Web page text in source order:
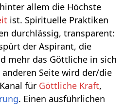
allem die Höchste
ist. Spirituelle Praktiken
durchlässig, transparent:
der Aspirant, die
mehr das Göttliche in sich
Seite wird der/die
für Göttliche Kraft,
. Einen ausführlichen